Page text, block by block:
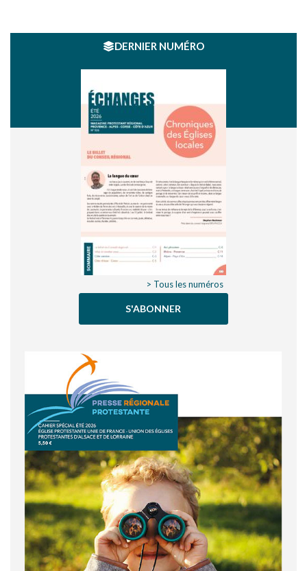
DERNIER NUMÉRO
> Tous les numéros
S'ABONNER